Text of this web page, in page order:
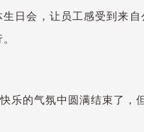
会，让员工感受到来自
乐的气氛中圆满结束了，